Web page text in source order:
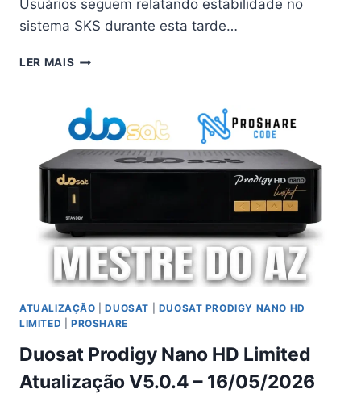
Usuários seguem relatando estabilidade no
sistema SKS durante esta tarde…
LER MAIS SKS
NO
DUOSAT
BLADE
NESTA
TARDE
ATUALIZAÇÃO |DUOSAT
DUOSAT PRODIGY NANO HD
LIMITED
PROSHARE
Duosat Prodigy Nano HD Limited
Atualização V5.0.4 – 16/05/2026